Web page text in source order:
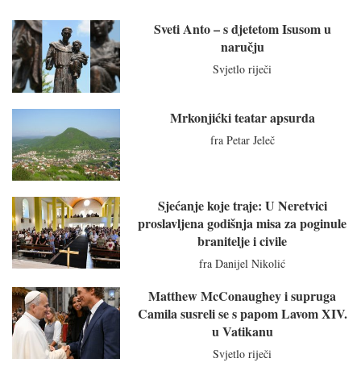
Sveti Anto – s djetetom Isusom u
naručju
Svjetlo riječi
Mrkonjićki teatar apsurda
fra Petar Jeleč
Sjećanje koje traje: U Neretvici
proslavljena godišnja misa za poginule
branitelje i civile
fra Danijel Nikolić
Matthew McConaughey i supruga
Camila susreli se s papom Lavom XIV.
u Vatikanu
Svjetlo riječi